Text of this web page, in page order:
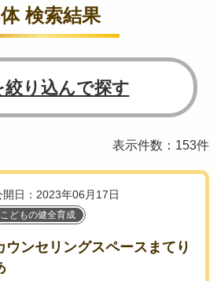
検索結果
絞り込んで探す
表示件数：153件
開日：2023年06月17日
こどもの健全育成
ウンセリングスペースまてり